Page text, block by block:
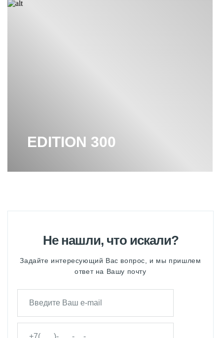
EDITION 300
Не нашли, что искали?
Задайте интересующий Вас вопрос, и мы пришлем
ответ на Вашу почту